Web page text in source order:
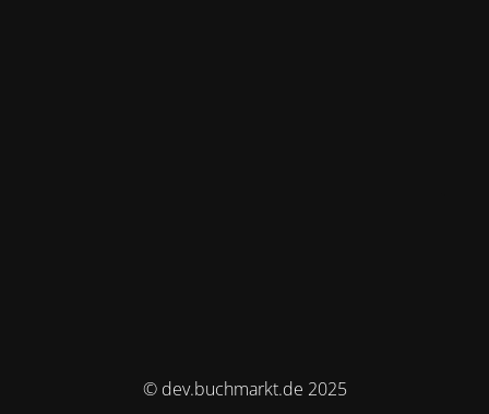
© dev.buchmarkt.de 2025